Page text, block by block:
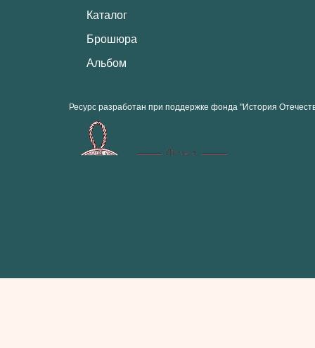
Каталог
Брошюра
Альбом
Ресурс разработан при поддержке фонда "История